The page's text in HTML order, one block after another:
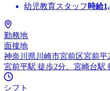
幼児教育スタッフ 時給
勤務地
面接地
神奈川県川崎市宮前区宮前平
宮前平駅 徒歩2分、宮崎台駅
シフト